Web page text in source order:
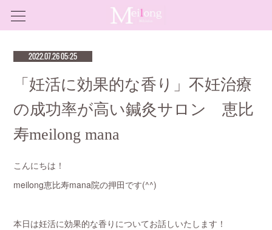
2022.07.26 05:25
「妊活に効果的な香り」不妊治療
の成功率が高い鍼灸サロン 恵比
寿meilong mana
こんにちは！
meilong恵比寿mana院の押田です(^^)
本日は妊活に効果的な香りについてお話しいたします！